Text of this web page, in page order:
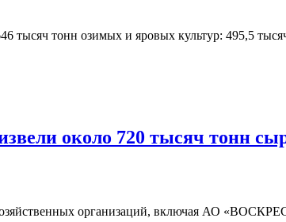
тысяч тонн озимых и яровых культур: 495,5
около 720 тысяч тонн
организаций, включая АО